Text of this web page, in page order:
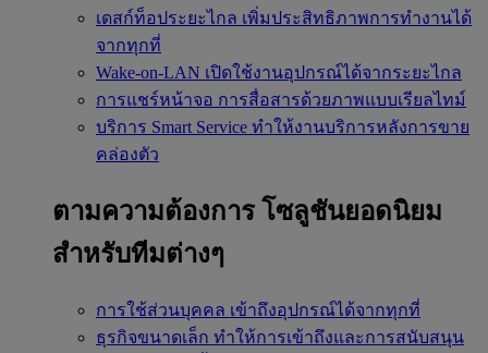
เดสก์ท็อประยะไกล เพิ่มประสิทธิภาพการทำงานได้
จากทุกที่
Wake-on-LAN เปิดใช้งานอุปกรณ์ได้จากระยะไกล
การแชร์หน้าจอ การสื่อสารด้วยภาพแบบเรียลไทม์
บริการ Smart Service ทำให้งานบริการหลังการขาย
คล่องตัว
ตามความต้องการ โซลูชันยอดนิยม
สำหรับทีมต่างๆ
การใช้ส่วนบุคคล เข้าถึงอุปกรณ์ได้จากทุกที่
ธุรกิจขนาดเล็ก ทำให้การเข้าถึงและการสนับสนุน